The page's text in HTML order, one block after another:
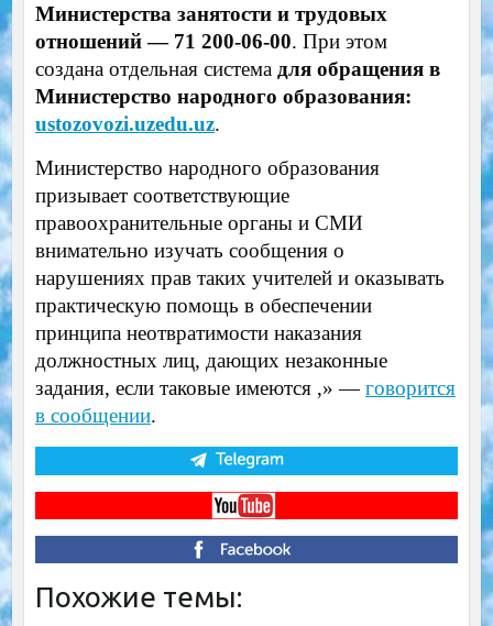
Министерства занятости и трудовых
отношений — 71 200-06-00. При этом
создана отдельная система для обращения в
Министерство народного образования:
ustozovozi.uzedu.uz.
Министерство народного образования
призывает соответствующие
правоохранительные органы и СМИ
внимательно изучать сообщения о
нарушениях прав таких учителей и оказывать
практическую помощь в обеспечении
принципа неотвратимости наказания
должностных лиц, дающих незаконные
задания, если таковые имеются ,» —говорится
в сообщении.
Похожие темы: